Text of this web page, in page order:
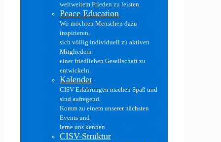
weltweitem Frieden zu leisten.
Peace Education
Wir möchten Menschen dazu
inspirieren,
sich völlig individuell zu aktiven
Mitgliedern
einer friedlichen Gesellschaft zu
entwickeln.
Kalender
CISV Erfahrungen machen Spaß und
sind aufregend.
Komm zu einem unserer nächsten
Events und
lerne uns kennen.
CISV-Struktur